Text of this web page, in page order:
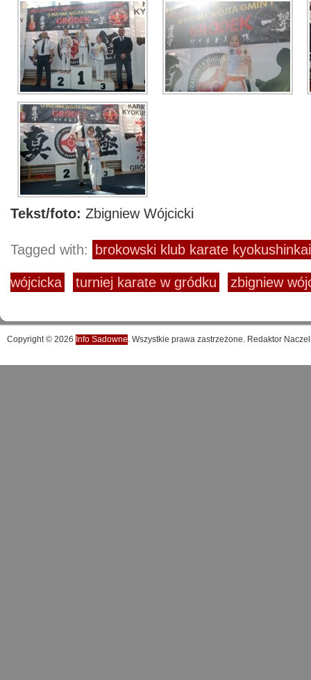
Tekst/foto: Zbigniew Wójcicki
Tagged with: brokowski klub karate kyokushinkai
wójcicka turniej karate w gródku zbigniew
Copyright © 2026 Info Sadowne. Wszystkie prawa zastrzeżone. Redaktor